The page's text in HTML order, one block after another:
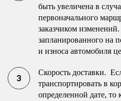
быть увеличена в
первоначального
заказчиком
запланированного на
и износа автомобиля
Скорость доставки.
транспортировать в
определенной дате, то